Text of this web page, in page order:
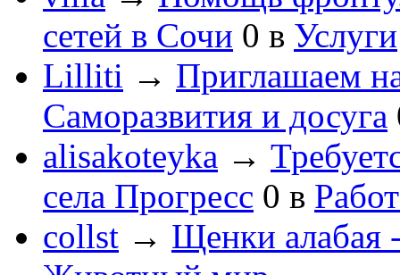
сетей в Сочи 0 в Услуги
Lilliti → Приглашаем
Саморазвития и досуга
alisakoteyka →
села Прогресс 0 в
collst → Щенки алабая